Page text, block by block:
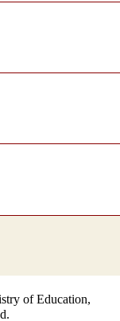
of Education,